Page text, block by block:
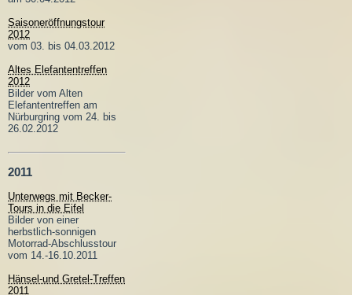
Saisoneröffnungstour
2012
vom 03. bis 04.03.2012
Altes Elefantentreffen
2012
Bilder vom Alten
Elefantentreffen am
Nürburgring vom 24. bis
26.02.2012
2011
Unterwegs mit Becker-
Tours in die Eifel
Bilder von einer
herbstlich-sonnigen
Motorrad-Abschlusstour
vom 14.-16.10.2011
Hänsel-und Gretel-Treffen
2011